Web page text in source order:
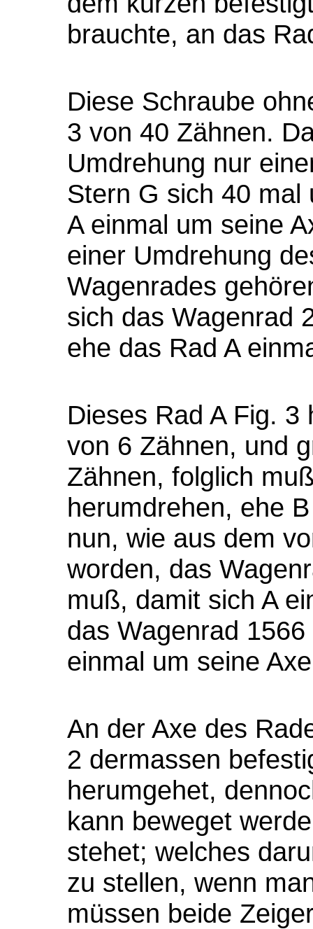
brauchte, an das
Diese Schraube
3 von 40 Zähnen.
Umdrehung nur
Stern G sich 40 mal
A einmal um seine
einer Umdrehung
Wagenrades
sich das Wagenrad
ehe das Rad A
Dieses Rad A Fig.
von 6 Zähnen, und
Zähnen, folglich
herumdrehen, ehe
nun, wie aus dem
worden, das
muß, damit sich A
das Wagenrad
einmal um seine
An der Axe des
2 dermassen
herumgehet,
kann beweget
stehet; welches
zu stellen, wenn
müssen beide